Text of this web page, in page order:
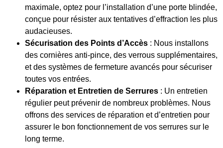
maximale, optez pour l’installation d’une porte blindée,
conçue pour résister aux tentatives d’effraction les plus
audacieuses.
Sécurisation des Points d’Accès : Nous installons
des cornières anti-pince, des verrous supplémentaires,
et des systèmes de fermeture avancés pour sécuriser
toutes vos entrées.
Réparation et Entretien de Serrures : Un entretien
régulier peut prévenir de nombreux problèmes. Nous
offrons des services de réparation et d’entretien pour
assurer le bon fonctionnement de vos serrures sur le
long terme.